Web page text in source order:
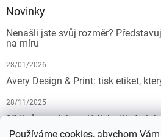
Používáme cookies, abychom
Novinky
Nenašli jste svůj rozměr?
na míru
28/01/2026
Avery Design & Print: tisk etiket,
28/11/2025
10 tipů pro dokonalý tisk etiket:
výsledek bez starostí